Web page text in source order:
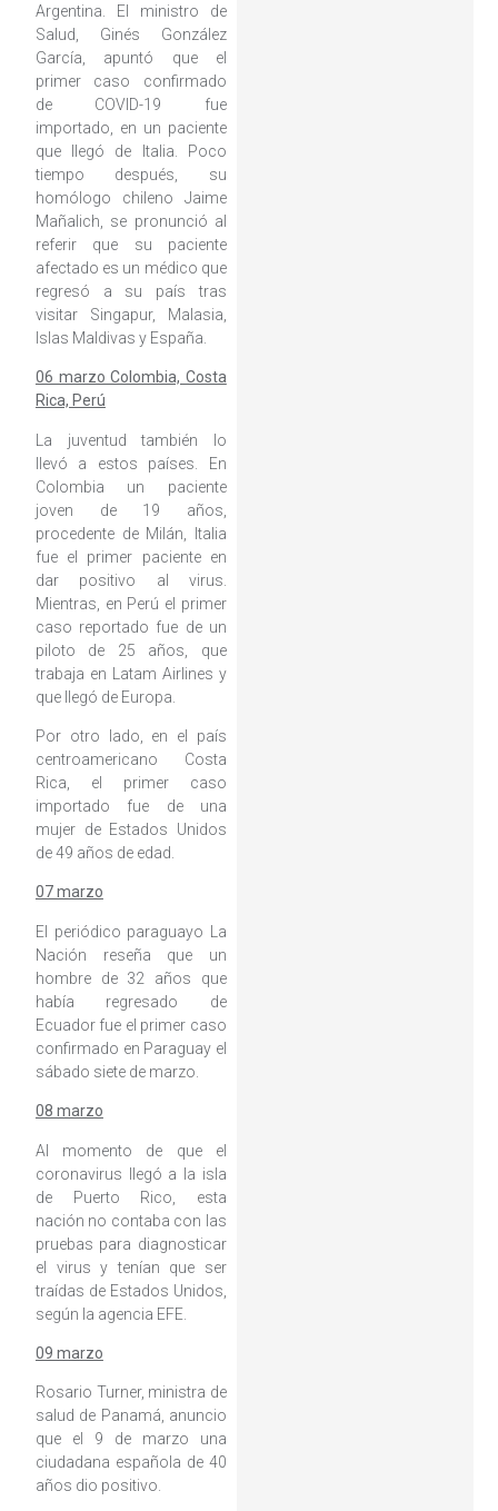
Argentina. El ministro de
Salud, Ginés González
García, apuntó que el
primer caso confirmado
de COVID-19 fue
importado, en un paciente
que llegó de Italia. Poco
tiempo después, su
homólogo chileno Jaime
Mañalich, se pronunció al
referir que su paciente
afectado es un médico que
regresó a su país tras
visitar Singapur, Malasia,
Islas Maldivas y España.
06 marzo Colombia, Costa
Rica, Perú
La juventud también lo
llevó a estos países. En
Colombia un paciente
joven de 19 años,
procedente de Milán, Italia
fue el primer paciente en
dar positivo al virus.
Mientras, en Perú el primer
caso reportado fue de un
piloto de 25 años, que
trabaja en Latam Airlines y
que llegó de Europa.
Por otro lado, en el país
centroamericano Costa
Rica, el primer caso
importado fue de una
mujer de Estados Unidos
de 49 años de edad.
07 marzo
El periódico paraguayo La
Nación reseña que un
hombre de 32 años que
había regresado de
Ecuador fue el primer caso
confirmado en Paraguay el
sábado siete de marzo.
08 marzo
Al momento de que el
coronavirus llegó a la isla
de Puerto Rico, esta
nación no contaba con las
pruebas para diagnosticar
el virus y tenían que ser
traídas de Estados Unidos,
según la agencia EFE.
09 marzo
Rosario Turner, ministra de
salud de Panamá, anuncio
que el 9 de marzo una
ciudadana española de 40
años dio positivo.